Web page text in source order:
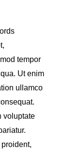
tempor
Ut enim
ullamco
voluptate